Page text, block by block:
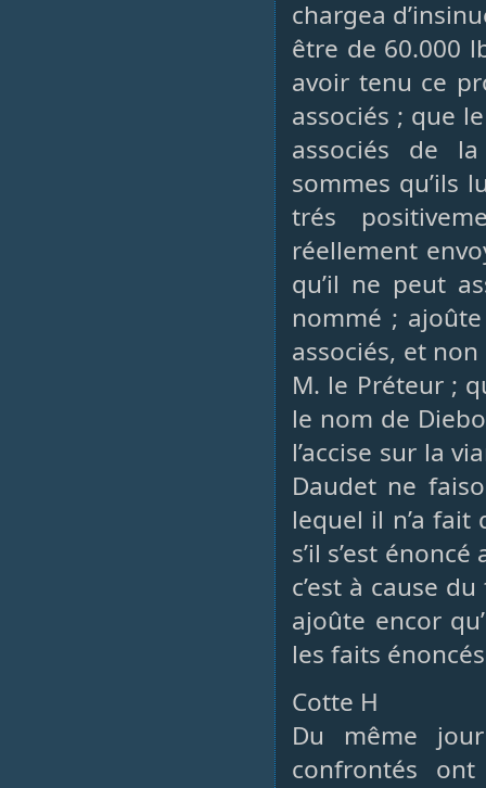
chargea
être de 60.000
avoir tenu ce
associés ; que
associés de
sommes qu’ils
trés
réellement
qu’il ne peut
nommé ; ajoûte
associés, et non
M. le Préteur ;
le nom de
l’accise sur la
Daudet ne
lequel il n’a fait
s’il s’est
c’est à cause
ajoûte encor
les faits
Cotte H
Du même
confrontés